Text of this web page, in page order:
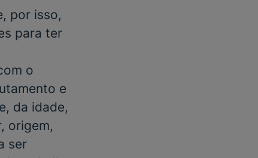
por isso,
para ter
o
e
da idade,
origem,
ser